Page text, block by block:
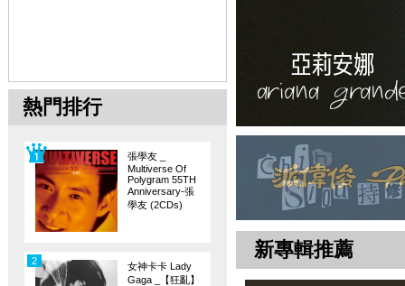
熱門排行
張學友 _
Multiverse Of
Polygram 55TH
Anniversary-張
學友 (2CDs)
女神卡卡 Lady
Gaga _【狂亂】
2 新專輯推薦